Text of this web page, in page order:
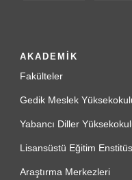
AKADEMİK
Fakülteler
Gedik Meslek
Yabancı Diller
Lisansüstü Eğitim
Araştırma Merkezleri